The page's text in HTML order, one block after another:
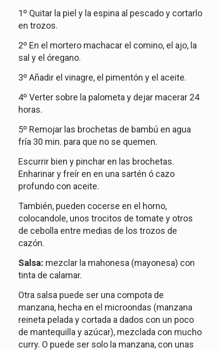
1º Quitar la piel y la espina al pescado y cortarlo
en trozos.
2º En el mortero machacar el comino, el ajo, la
sal y el óregano.
3º Añadir el vinagre, el pimentón y el aceite.
4º Verter sobre la palometa y dejar macerar 24
horas.
5º Remojar las brochetas de bambú en agua
fría 30 min. para que no se quemen.
Escurrir bien y pinchar en las brochetas.
Enharinar y freír en en una sartén ó cazo
profundo con aceite.
También, pueden cocerse en el horno,
colocandole, unos trocitos de tomate y otros
de cebolla entre medias de los trozos de
cazón.
Salsa: mezclar la mahonesa (mayonesa) con
tinta de calamar.
Otra salsa puede ser una compota de
manzana, hecha en el microondas (manzana
reineta pelada y cortada a dados con un poco
de mantequilla y azúcar), mezclada con mucho
curry. O puede ser solo la manzana, con unas